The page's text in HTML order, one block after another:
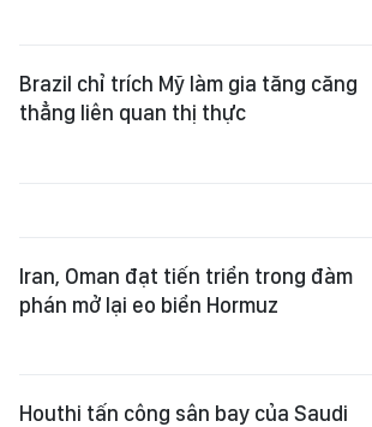
Brazil chỉ trích Mỹ làm gia tăng căng
thẳng liên quan thị thực
Iran, Oman đạt tiến triển trong đàm
phán mở lại eo biển Hormuz
Houthi tấn công sân bay của Saudi